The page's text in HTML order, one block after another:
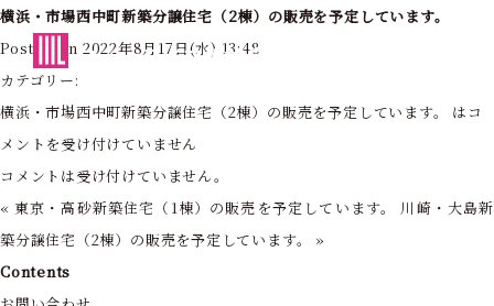
フォーライフ株式会社
横浜・市場西中町新築分譲住宅（2棟）の販売を予定しています。
Posted on 2022年8月17日(水) 13:48
カテゴリー:
横浜・市場西中町新築分譲住宅（2棟）の販売を予定しています。 は コ
メントを受け付けていません
コメントは受け付けていません。
« 東京・高砂新築住宅（1棟）の販売を予定しています。
川崎・大島新
築分譲住宅（2棟）の販売を予定しています。
»
Contents